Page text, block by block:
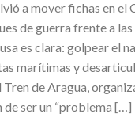
a mover fichas en el
de guerra frente a
es clara: golpear el
marítimas y
Tren de Aragua,
de ser un “problema […]